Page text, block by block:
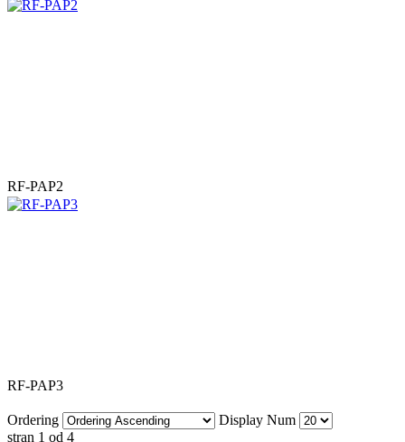
RF-PAP2
RF-PAP3
Ordering
Display Num
stran 1 od 4